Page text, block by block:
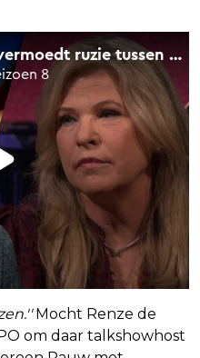
Mocht Renze de
om daar talkshowhost